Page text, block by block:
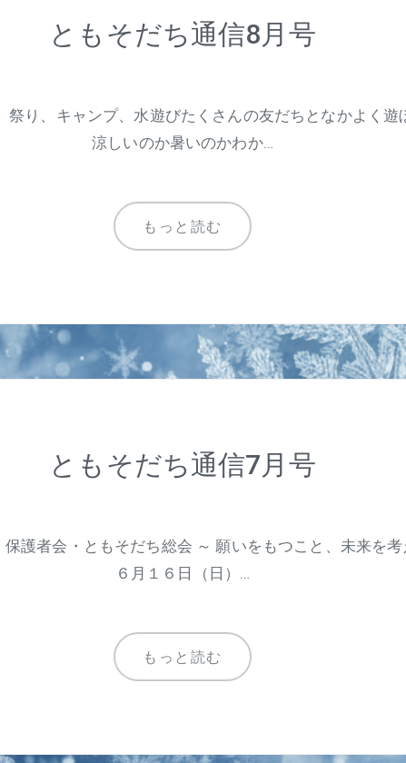
ともそだち通信8月号
祭り、キャンプ、水遊びたくさんの友だちとなかよく
涼しいのか暑いのかわか…
もっと読む
ともそだち通信7月号
保護者会・ともそだち総会 ～ 願いをもつこと、未来を考
６月１６日（日）…
もっと読む